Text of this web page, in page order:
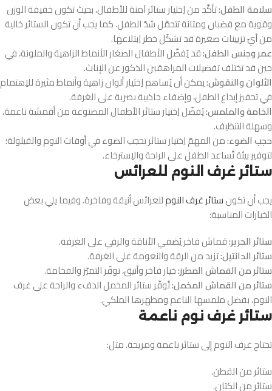
سلامة الطفل:تأكَّد من اِختيار ستائر آمنة للأطفال، بحيث تكون خفيفة الوزن
وقوية مع قضبان ومتانة تتحمَّل شدّ الطفل. كما يجب أن تكون الستائر خالية
من أيّ تزيينات صغيرة قد تشكّل خطر اِبتلاعها.
عمر وجنس الطفل:قد يُفضّل الأطفال الصغار الأنماط الزاهية والملونة، في
حين قد تختلف تفضيلات المراهقين الذكور عن الإناث.
الألوان والنقوش:يمكن أن يُساهم اِختيار ألوان زاهية وأنماط مثيرة للاِهتمام
في تحفيز إبداع الطفل، وإضفاء جاذبية بصرية على الغرفة.
الخامة والملمس:يُفضّل اِختيار ستائر الأطفال المصنوعة من أقمشة ناعمة،
وسهلة التنظيف.
حجب الضوء:من المهمّ اِختيار ستائر تحجب الضوء في أوقات النوم والقيلولة؛
لتوفير بيئة تُساعد الطفل على الراحة والاِسترخاء.
ستائر غرف النوم للعرائس
يجب أن تكونستائر غرف النومللعرائس أنيقة وفاخرة. وفيما يلي بعض
الخيارات المناسبة:
ستائر الحرير:قماش فاخر يُضفي الأناقة والرقي على الغرفة.
ستائر الدانتيل:تزيد من الرقة والنعومة على الغرفة.
ستائر من القماش المطرز:خيار فاخر وأنيق، توفّر التميّز والفخامة.
ستائر من القماش المخمل:تُوفّر ستائر المخمل الدفء والراحة على غرف
النوم، بفضل ملمسها الناعم ومظهرها الملكي.
ستائر غرف نوم ناعمة
تحتاج غرف النوم إلى ستائر ناعمة ومريحة. مثل:
ستائر من القطن.
ستائر من الكتان.